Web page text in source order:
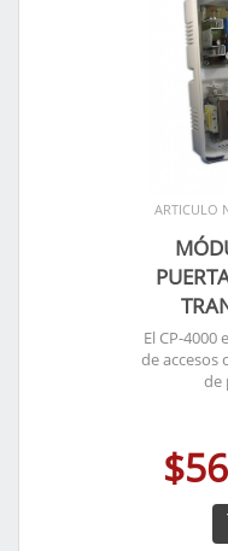
ARTICULO
El CP-
de accesos
de